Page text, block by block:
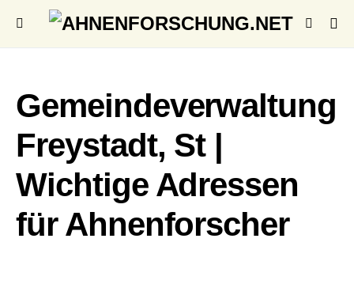
Gemeindeverwaltung
Freystadt, St |
Wichtige Adressen
für Ahnenforscher